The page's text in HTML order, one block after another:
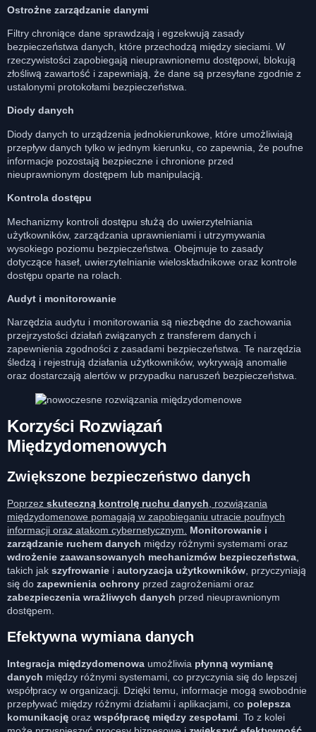
Ostrożne zarządzanie danymi
Filtry chroniące dane sprawdzają i egzekwują zasady
bezpieczeństwa danych, które przechodzą między sieciami. W
rzeczywistości zapobiegają nieuprawnionemu dostępowi, blokują
złośliwą zawartość i zapewniają, że dane są przesyłane zgodnie z
ustalonymi protokołami bezpieczeństwa.
Diody danych
Diody danych to urządzenia jednokierunkowe, które umożliwiają
przepływ danych tylko w jednym kierunku, co zapewnia, że poufne
informacje pozostają bezpieczne i chronione przed
nieuprawnionym dostępem lub manipulacją.
Kontrola dostępu
Mechanizmy kontroli dostępu służą do uwierzytelniania
użytkowników, zarządzania uprawnieniami i utrzymywania
wysokiego poziomu bezpieczeństwa. Obejmuje to zasady
dotyczące haseł, uwierzytelnianie wieloskładnikowe oraz kontrole
dostępu oparte na rolach.
Audyt i monitorowanie
Narzędzia audytu i monitorowania są niezbędne do zachowania
przejrzystości działań związanych z transferem danych i
zapewnienia zgodności z zasadami bezpieczeństwa. Te narzędzia
śledzą i rejestrują działania użytkowników, wykrywają anomalie
oraz dostarczają alertów w przypadku naruszeń bezpieczeństwa.
Korzyści Rozwiązań
Międzydomenowych
Zwiększone bezpieczeństwo danych
Poprzez skuteczną kontrolę ruchu danych , rozwiązania
międzydomenowe pomagają w zapobieganiu utracie poufnych
informacji oraz atakom cybernetycznym.
Monitorowanie i
zarządzanie ruchem danych między różnymi systemami oraz
wdrożenie zaawansowanych mechanizmów bezpieczeństwa
takich jak szyfrowanie i autoryzacja użytkowników , przyczyniają
się do zapewnienia ochrony przed zagrożeniami oraz
zabezpieczenia wrażliwych danych przed nieuprawnionym
dostępem.
Efektywna wymiana danych
Integracja międzydomenowa umożliwia płynną wymianę
danych między różnymi systemami, co przyczynia się do lepszej
współpracy w organizacji. Dzięki temu, informacje mogą swobodnie
przepływać między różnymi działami i aplikacjami, co polepsza
komunikację oraz współpracę między zespołami. To z kolei